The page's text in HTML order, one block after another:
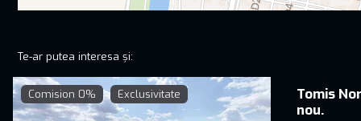
Te-ar putea interesa și:
Comision 0% Exclusivitate
Tomis
nou.